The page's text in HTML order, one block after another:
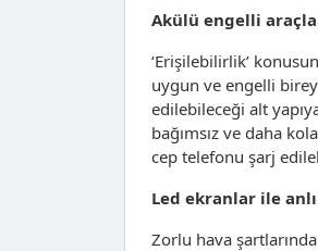
Akülü engelli
‘Erişilebilirlik’
uygun ve engelli
edilebileceği alt
bağımsız ve daha
cep telefonu şarj
Led ekranlar ile
Zorlu hava